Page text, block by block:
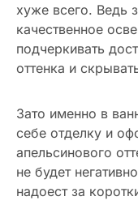
хуже всего. Ведь
качественное
подчеркивать
оттенка и
Зато именно в
себе отделку и
апельсинового
не будет
надоест за